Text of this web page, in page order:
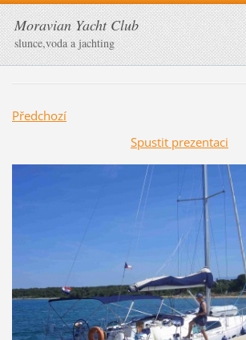
Moravian Yacht Club
slunce,voda a jachting
Předchozí
Spustit prezentaci